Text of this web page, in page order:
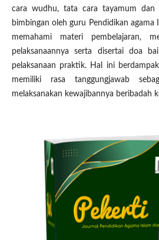
cara wudhu, tata cara tayamum dan
bimbingan oleh guru Pendidikan agama
memahami materi pembelajaran,
pelaksanaannya serta disertai doa
pelaksanaan praktik. Hal ini
memiliki rasa tanggungjawab
melaksanakan kewajibannya beribadah